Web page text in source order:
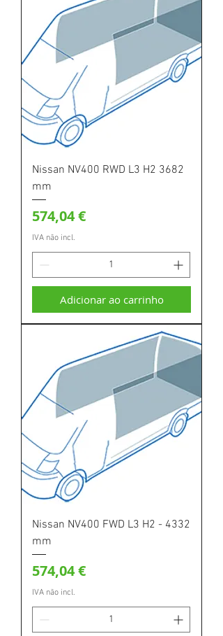
Nissan NV400 RWD L3 H2 3682
mm
Preço
574,04 €
IVA não incl.
Adicionar ao carrinho
Nissan NV400 FWD L3 H2 - 4332
mm
Preço
574,04 €
IVA não incl.